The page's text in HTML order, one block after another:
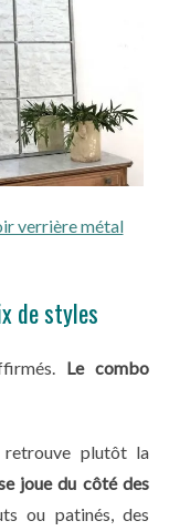
verrière métal
de styles
Le combo
retrouve plutôt la
joue du côté des
ou patinés, des